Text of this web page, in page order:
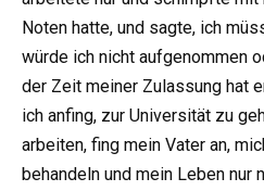
Noten hatte, und sagte, ich
würde ich nicht aufgenommen
der Zeit meiner Zulassung hat
ich anfing, zur Universität zu
arbeiten, fing mein Vater an,
behandeln und mein Leben nur